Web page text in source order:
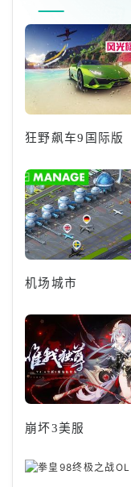
狂野飙车9国际版
机场城市
崩坏3美服